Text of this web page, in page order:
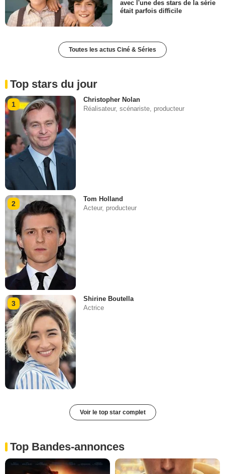
avec l'une des stars de la série
était parfois difficile
Toutes les actus Ciné & Séries
Top stars du jour
1
Christopher Nolan
Réalisateur, scénariste, producteur
2
Tom Holland
Acteur, producteur
3
Shirine Boutella
Actrice
Voir le top star complet
Top Bandes-annonces